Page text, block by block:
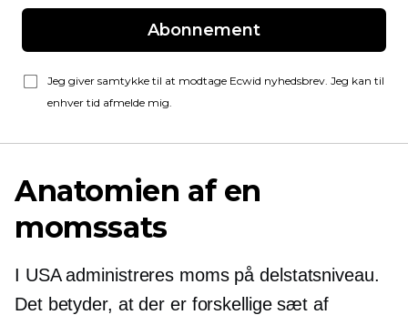
Abonnement
Jeg giver samtykke til at modtage Ecwid nyhedsbrev. Jeg kan til
enhver tid afmelde mig.
Anatomien af ​​en
momssats
I USA administreres moms på delstatsniveau.
Det betyder, at der er forskellige sæt af